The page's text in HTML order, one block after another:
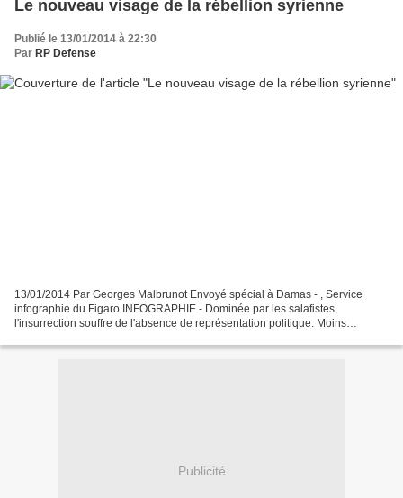
Le nouveau visage de la rébellion syrienne
Publié le 13/01/2014 à 22:30
Par RP Defense
13/01/2014 Par Georges Malbrunot Envoyé spécial à Damas - , Service
infographie du Figaro INFOGRAPHIE - Dominée par les salafistes,
l'insurrection souffre de l'absence de représentation politique. Moins
Publicité